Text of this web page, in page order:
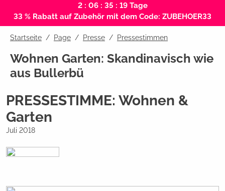
2 : 06 : 35 : 19Tage
33 % Rabatt auf Zubehör mit dem Code: ZUBEHOER33
Startseite Page / Presse / Pressestimmen
Wohnen Garten: Skandinavisch wie
aus Bullerbü
PRESSESTIMME: Wohnen &
Garten
Juli 2018